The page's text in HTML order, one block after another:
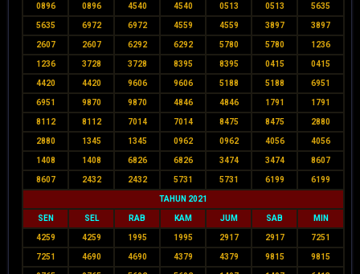
0896 0896 4540 4540 0513 0513 5635
5635 6972 6972 4559 4559 3897 3897
2607 2607 6292 6292 5780 5780 1236
1236 3728 3728 8395 8395 0415 0415
4420 4420 9606 9606 5188 5188 6951
6951 9870 9870 4846 4846 1791 1791
8112 8112 7014 7014 8475 8475 2880
2880 1345 1345 0962 0962 4056 4056
1408 1408 6826 6826 3474 3474 8607
8607 2432 2432 5731 5731 6199 6199
TAHUN 2021
SEN SEL RAB KAM JUM SAB MIN
4259 4259 1995 1995 2917 2917 7251
7251 4690 4690 4379 4379 9815 9815